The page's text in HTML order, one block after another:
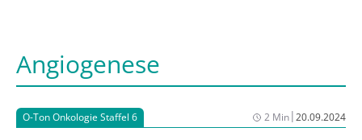
Angiogenese
O-Ton Onkologie Staffel 6 2 Min|20.09.2024